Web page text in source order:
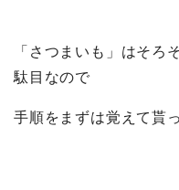
「さつまいも」はそろ
駄目なので
手順をまずは覚えて貰